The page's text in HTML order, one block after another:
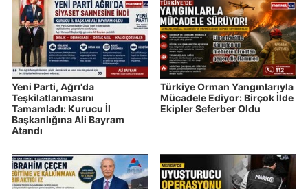
Yeni Parti, Ağrı'da
Teşkilatlanmasını
Tamamladı: Kurucu İl
Başkanlığına Ali Bayram
Atandı
Türkiye Orman Yangınlarıyla
Mücadele Ediyor: Birçok İlde
Ekipler Seferber Oldu